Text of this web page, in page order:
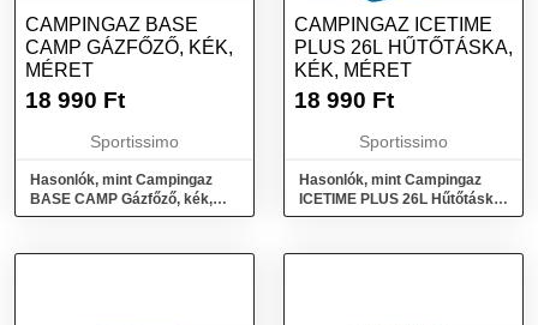
CAMPINGAZ BASE
CAMP GÁZFŐZŐ, KÉK,
MÉRET
18 990 Ft
Sportissimo
Hasonlók, mint Campingaz
BASE CAMP Gázfőző, kék,
méret
CAMPINGAZ ICETIME
PLUS 26L HŰTŐTÁSKA,
KÉK, MÉRET
18 990 Ft
Sportissimo
Hasonlók, mint Campingaz
ICETIME PLUS 26L Hűtőtáska,
kék, méret